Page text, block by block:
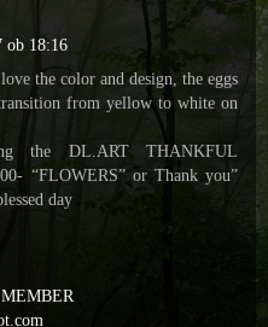
ob 18:16
the color and design, the eggs
from yellow to white on
the DL.ART THANKFUL
“FLOWERS” or Thank you”
day